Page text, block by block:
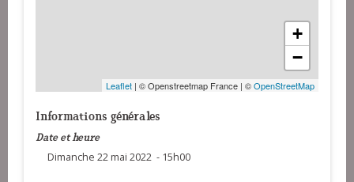
+
−
Leaflet | © Openstreetmap France | ©OpenStreetMap
Informations générales
Date et heure
Dimanche 22 mai 2022 - 15h00